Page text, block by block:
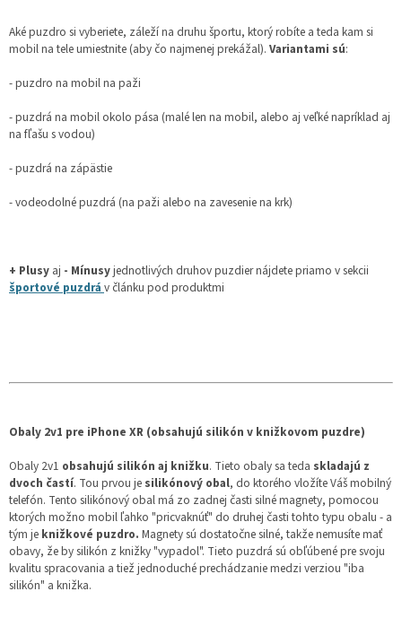
Aké puzdro si vyberiete, záleží na druhu športu, ktorý robíte a teda kam si
mobil na tele umiestnite (aby čo najmenej prekážal). Variantami sú:
- puzdro na mobil na paži
- puzdrá na mobil okolo pása (malé len na mobil, alebo aj veľké napríklad aj
na fľašu s vodou)
- puzdrá na zápästie
- vodeodolné puzdrá (na paži alebo na zavesenie na krk)
+ Plusy aj - Mínusyjednotlivých druhov puzdier nájdete priamo v sekcii
športové puzdrá v článku pod produktmi
Obaly 2v1 pre iPhone XR (obsahujú silikón v knižkovom puzdre)
Obaly 2v1 obsahujú silikón aj knižku. Tieto obaly sa teda skladajú z
dvoch častí. Tou prvou je silikónový obal, do ktorého vložíte Váš mobilný
telefón. Tento silikónový obal má zo zadnej časti silné magnety, pomocou
ktorých možno mobil ľahko "pricvaknúť" do druhej časti tohto typu obalu - a
tým je knižkové puzdro. Magnety sú dostatočne silné, takže nemusíte mať
obavy, že by silikón z knižky "vypadol". Tieto puzdrá sú obľúbené pre svoju
kvalitu spracovania a tiež jednoduché prechádzanie medzi verziou "iba
silikón" a knižka.